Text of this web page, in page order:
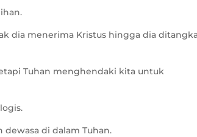
dia menerima Kristus hingga dia
Tuhan menghendaki kita untuk
di dalam Tuhan.